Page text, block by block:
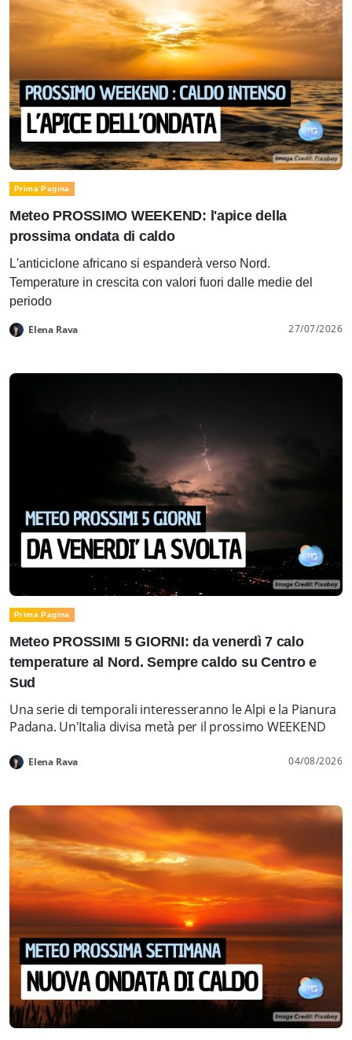
Prima Pagina
Meteo PROSSIMO WEEKEND: l'apice della
prossima ondata di caldo
L'anticiclone africano si espanderà verso Nord.
Temperature in crescita con valori fuori dalle medie del
periodo
Elena Rava 27/07/2026
Prima Pagina
Meteo PROSSIMI 5 GIORNI: da venerdì 7 calo
temperature al Nord. Sempre caldo su Centro e
Sud
Una serie di temporali interesseranno le Alpi e la Pianura
Padana. Un'Italia divisa metà per il prossimo WEEKEND
Elena Rava 04/08/2026